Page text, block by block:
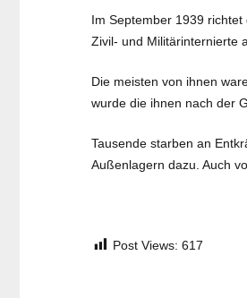
Im September 1939
Zivil- und Militärinternierte
Die meisten von ihnen
wurde die ihnen nach der
Tausende starben an
Außenlagern dazu. Auch
Post Views: 617